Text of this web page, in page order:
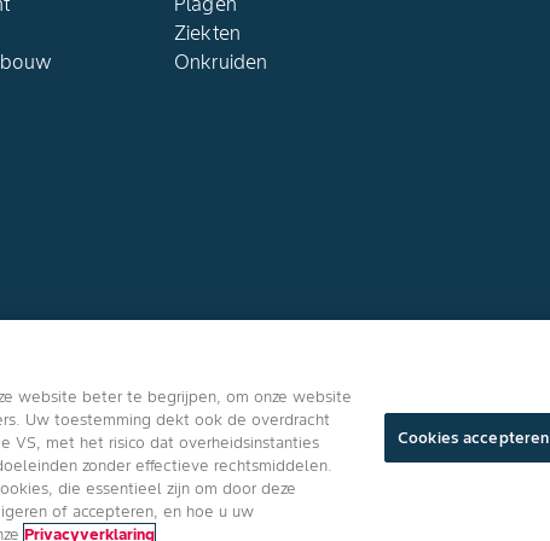
Ziekten
Onkruiden
Volg ons
website beter te begrijpen, om onze website
Uw toestemming dekt ook de overdracht
VS, met het risico dat overheidsinstanties
zonder effectieve rechtsmiddelen.
die essentieel zijn om door deze
of accepteren, en hoe u uw
Privacyverklaring
Cookies accepteren